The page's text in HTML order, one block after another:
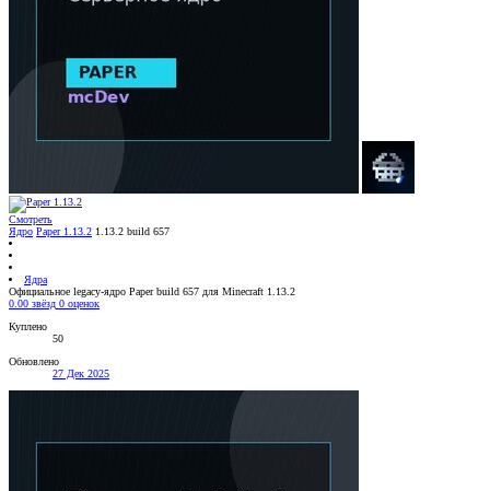
Смотреть
Ядро Paper 1.13.2 1.13.2 build 657
Ядра
Официальное legacy-ядро Paper build 657 для Minecraft 1.13.2
0.00 звёзд 0 оценок
Куплено
50
Обновлено
27 Дек 2025